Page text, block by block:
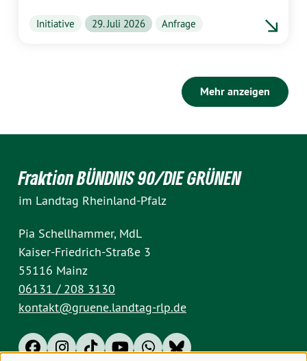
Initiative 29. Juli 2026 Anfrage
Mehr anzeigen
Fraktion BÜNDNIS 90/DIE GRÜNEN
im Landtag Rheinland-Pfalz
Pia Schellhammer, MdL
Kaiser-Friedrich-Straße 3
55116 Mainz
06131 / 208 3130
kontakt@gruene.landtag-rlp.de